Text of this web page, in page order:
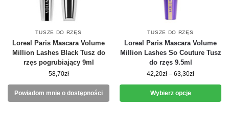
TUSZE DO RZĘS
Loreal Paris Mascara Volume
Million Lashes Black Tusz do
rzęs pogrubiający 9ml
58,70zł
Powiadom mnie o dostępności
TUSZE DO RZĘS
Loreal Paris Mascara Volume
Million Lashes So Couture Tusz
do rzęs 9.5ml
42,20zł – 63,30zł
Wybierz opcje